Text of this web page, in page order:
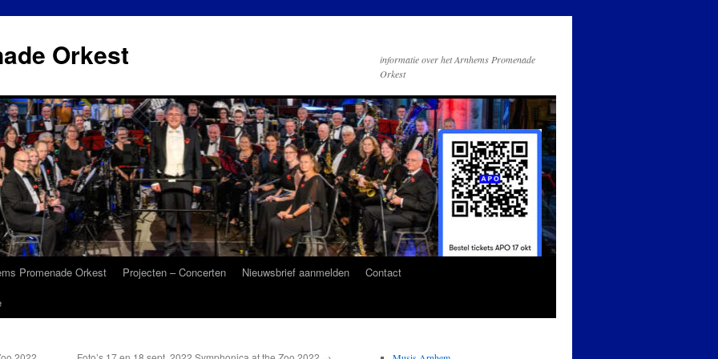
Orkest
informatie over het Arnhems Promenade
Orkest
Promenade Orkest Projecten – Concerten Nieuwsbrief aanmelden
Contact